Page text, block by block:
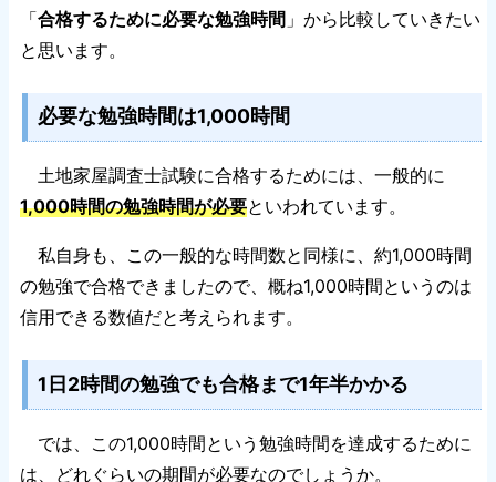
「合格するために必要な勉強時間 」から比較していきたい
と思います。
必要な勉強時間は1,000時間
土地家屋調査士試験に合格するためには、一般的に
1,000時間の勉強時間が必要といわれています。
私自身も、この一般的な時間数と同様に、約1,000時間
の勉強で合格できましたので、概ね1,000時間というのは
信用できる数値だと考えられます。
1日2時間の勉強でも合格まで1年半かかる
では、この1,000時間という勉強時間を達成するために
は、どれぐらいの期間が必要なのでしょうか。